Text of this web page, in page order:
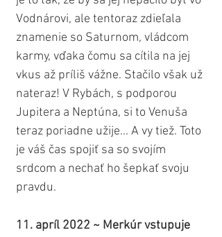
Vodnárovi, ale tentoraz zdieľala
znamenie so Saturnom, vládcom
karmy, vďaka čomu sa cítila na jej
vkus až príliš vážne. Stačilo však už
nateraz! V Rybách, s podporou
Jupitera a Neptúna, si to Venuša
teraz poriadne užije... A vy tiež. Toto
je váš čas spojiť sa so svojím
srdcom a nechať ho šepkať svoju
pravdu.
11. apríl 2022 ~ Merkúr vstupuje